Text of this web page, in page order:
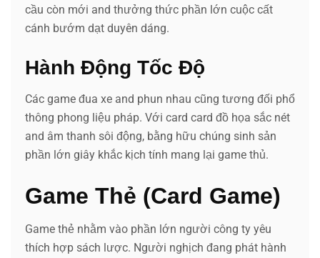
cầu còn mới and thưởng thức phần lớn cuộc cất
cánh bướm dạt duyên dáng.
Hành Động Tốc Độ
Các game đua xe and phun nhau cũng tương đối phổ
thông phong liệu pháp. Với card card đồ họa sắc nét
and âm thanh sôi động, bằng hữu chúng sinh sản
phần lớn giây khắc kịch tính mang lại game thủ.
Game Thẻ (Card Game)
Game thẻ nhằm vào phần lớn người công ty yêu
thích hợp sách lược. Người nghịch đang phát hành